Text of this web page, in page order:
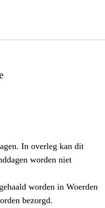
In overleg kan dit
worden niet
worden in Woerden
bezorgd.